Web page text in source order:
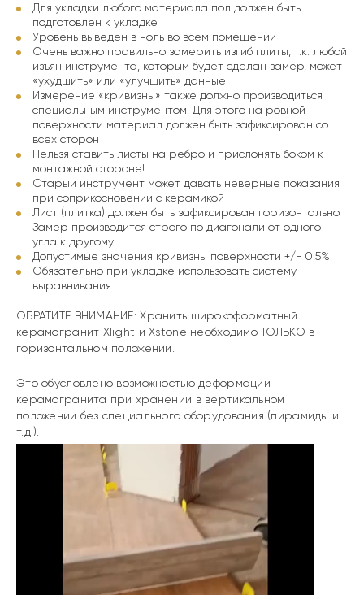
Для укладки любого материала пол должен быть
подготовлен к укладке
Уровень выведен в ноль во всем помещении
Очень важно правильно замерить изгиб плиты, т.к. любой
изъян инструмента, которым будет сделан замер, может
«ухудшить» или «улучшить» данные
Измерение «кривизны» также должно производиться
специальным инструментом. Для этого на ровной
поверхности материал должен быть зафиксирован со
всех сторон
Нельзя ставить листы на ребро и прислонять боком к
монтажной стороне!
Старый инструмент может давать неверные показания
при соприкосновении с керамикой
Лист (плитка) должен быть зафиксирован горизонтально.
Замер производится строго по диагонали от одного
угла к другому
Допустимые значения кривизны поверхности +/- 0,5%
Обязательно при укладке использовать систему
выравнивания
ОБРАТИТЕ ВНИМАНИЕ: Хранить широкоформатный
керамогранит Xlight и Xstone необходимо ТОЛЬКО в
горизонтальном положении.
Это обусловлено возможностью деформации
керамогранита при хранении в вертикальном
положении без специального оборудования (пирамиды и
т.д.).